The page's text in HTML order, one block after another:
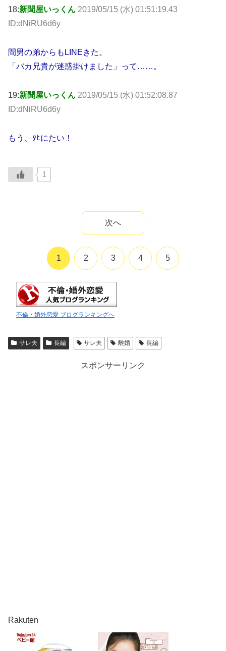
18:新聞屋いっくん 2019/05/15 (水) 01:51:19.43
ID:dNiRU6d6y
間男の弟からもLINEきた。
「バカ兄貴が迷惑掛けました」って……。
19:新聞屋いっくん 2019/05/15 (水) 01:52:08.87
ID:dNiRU6d6y
もう、ﾀﾋにたい！
1
次へ
1 2 3 4 5
不倫・婚外恋愛 ブログランキングへ
サレ夫 長編 サレ夫 離婚 長編
スポンサーリンク
Rakuten